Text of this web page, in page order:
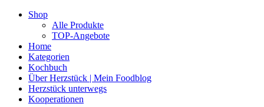
Shop
Alle Produkte
TOP-Angebote
Home
Kategorien
Kochbuch
Über Herzstück | Mein Foodblog
Herzstück unterwegs
Kooperationen